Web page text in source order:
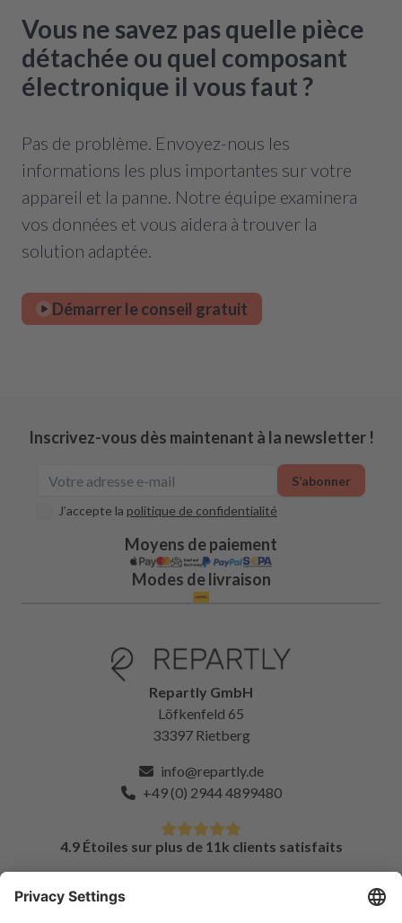
Vous ne savez pas quelle pièce
détachée ou quel composant
électronique il vous faut ?
Pas de problème. Envoyez-nous les
informations les plus importantes sur votre
appareil et la panne. Notre équipe examinera
vos données et vous aidera à trouver la
solution adaptée.
Démarrer le conseil gratuit
Inscrivez-vous dès maintenant à la newsletter !
J’accepte la politique de confidentialité
S’abonner
Moyens de paiement
Modes de livraison
Repartly GmbH
Löfkenfeld 65
33397 Rietberg
info@repartly.de
+49 (0) 2944 4899480
4.9 Étoiles sur plus de 11k clients satisfaits